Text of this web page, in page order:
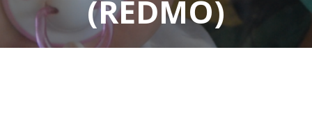
(REDMO)​